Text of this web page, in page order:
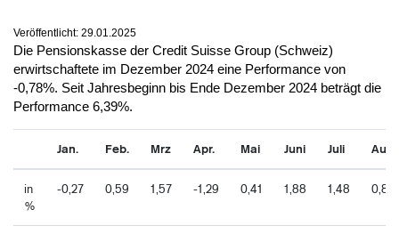
Veröffentlicht: 29.01.2025
Die Pensionskasse der Credit Suisse Group (Schweiz)
erwirtschaftete im Dezember 2024 eine Performance von
-0,78%. Seit Jahresbeginn bis Ende Dezember 2024 beträgt die
Performance 6,39%.
Jan. Feb. Mrz Apr. Mai Juni Juli Aug.
in
%
-0,27 0,59 1,57 -1,29 0,41 1,88 1,48 0,83